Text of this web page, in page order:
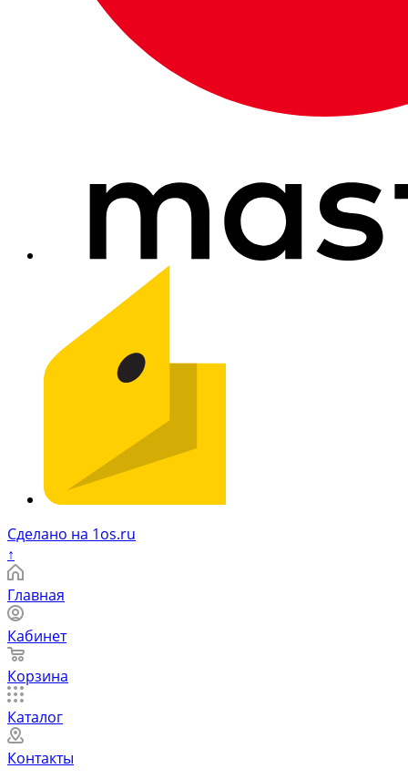
Сделано на 1os.ru
↑
Главная
Кабинет
Корзина
Каталог
Контакты